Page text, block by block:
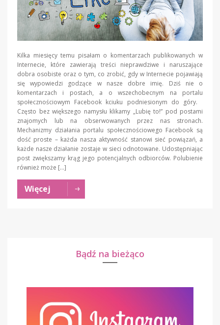
Kilka miesięcy temu pisałam o komentarzach publikowanych w
Internecie, które zawierają treści nieprawdziwe i naruszające
dobra osobiste oraz o tym, co zrobić, gdy w Internecie pojawiają
się wypowiedzi godzące w nasze dobre imię. Dziś nie o
komentarzach i postach, a o wszechobecnym na portalu
społecznościowym Facebook kciuku podniesionym do góry.
Często bez większego namysłu klikamy „Lubię to!” pod postami
znajomych lub na obserwowanych przez nas stronach.
Mechanizmy działania portalu społecznościowego Facebook są
dość proste – każda nasza aktywność stanowi sieć powiązań, a
każde nasze działanie zostaje w sieci odnotowane. Udostępniając
post zwiększamy krąg jego potencjalnych odbiorców. Polubienie
również może […]
Więcej
Bądź na bieżąco